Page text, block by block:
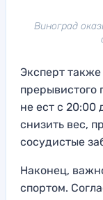
Виноград
Эксперт
прерывистого
не ест с 20:00
снизить вес,
сосудистые
Наконец,
спортом.